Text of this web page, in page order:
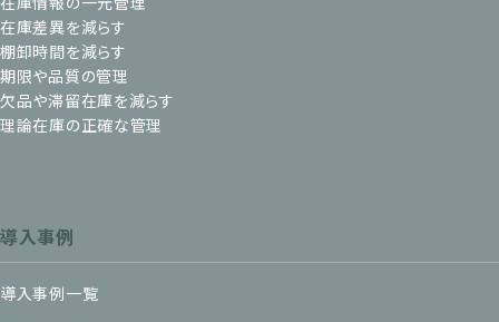
在庫差異を減らす
棚卸時間を減らす
期限や品質の管理
欠品や滞留在庫を減らす
理論在庫の正確な管理
導入事例
導入事例一覧